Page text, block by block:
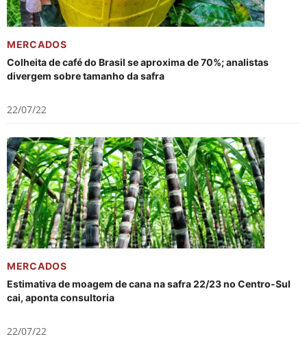
MERCADOS
Colheita de café do Brasil se aproxima de 70%; analistas
divergem sobre tamanho da safra
22/07/22
MERCADOS
Estimativa de moagem de cana na safra 22/23 no Centro-Sul
cai, aponta consultoria
22/07/22